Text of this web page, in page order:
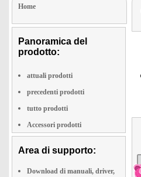
Home
Panoramica del
prodotto:
attuali prodotti
precedenti prodotti
tutto prodotti
Accessori prodotti
Area di supporto:
Download di manuali, driver,